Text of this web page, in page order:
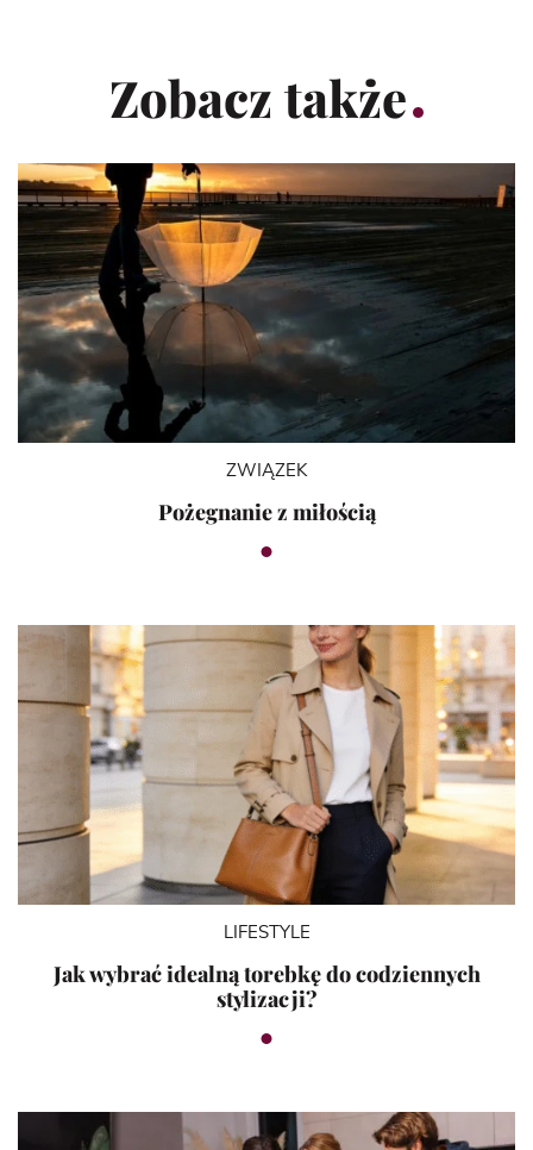
Zobacz także
ZWIĄZEK
Pożegnanie z miłością
LIFESTYLE
Jak wybrać idealną torebkę do codziennych
stylizacji?